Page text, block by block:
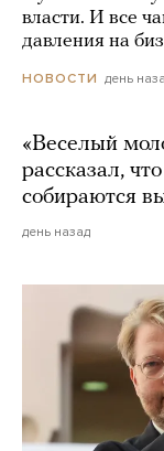
власти. И все
давления на
НОВОСТИ день
«Веселый
рассказал,
собираются
день назад